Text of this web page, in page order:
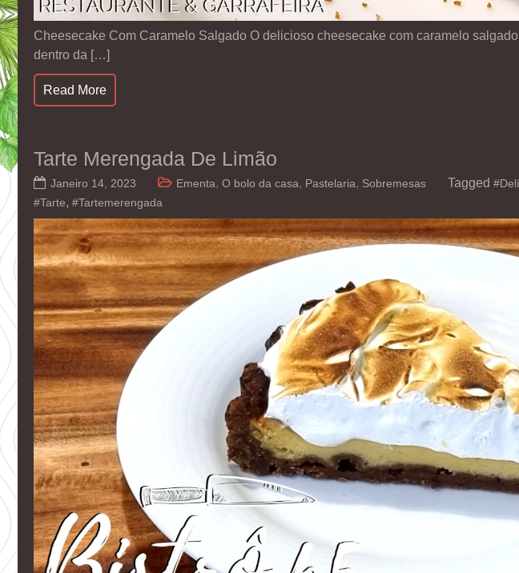
Cheesecake Com Caramelo Salgado O delicioso cheesecake com caramelo
dentro da […]
Read More
Tarte Merengada De Limão
Janeiro 14, 2023 Ementa, O bolo da casa, Pastelaria, Sobremesas Tagged
#Tarte, #Tartemerengada